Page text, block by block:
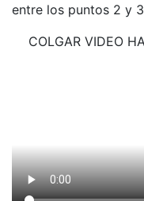
entre los puntos 2 y 3’,
COLGAR VIDEO